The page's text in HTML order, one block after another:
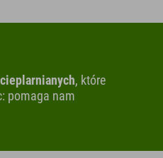
, które
pomaga nam